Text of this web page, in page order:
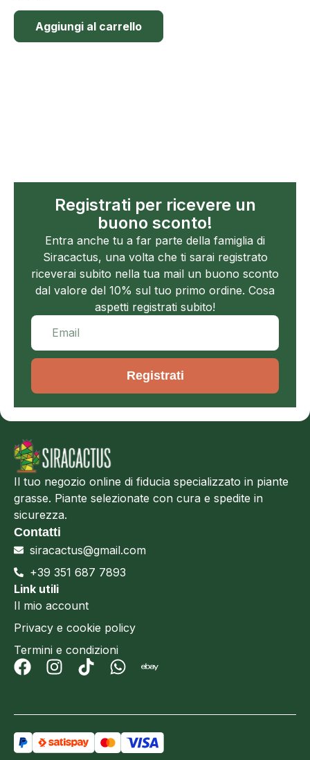
Aggiungi al carrello
Registrati per ricevere un
buono sconto!
Entra anche tu a far parte della famiglia di
Siracactus, una volta che ti sarai registrato
riceverai subito nella tua mail un buono sconto
dal valore del 10% sul tuo primo ordine. Cosa
aspetti registrati subito!
Registrati
Il tuo negozio online di fiducia specializzato in piante
grasse. Piante selezionate con cura e spedite in
sicurezza.
Contatti
siracactus@gmail.com
+39 351 687 7893
Link utili
Il mio account
Privacy e cookie policy
Termini e condizioni